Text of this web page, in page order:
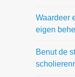
Waardeer
eigen
Benut de